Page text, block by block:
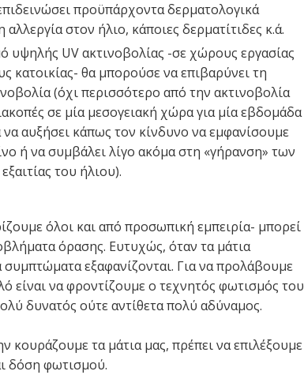
προϋπάρχοντα δερματολογικά
στον ήλιο, κάποιες δερματίτιδες κ.ά.
υψηλής UV ακτινοβολίας -σε χώρους εργασίας
κατοικίας- θα μπορούσε να επιβαρύνει τη
(όχι περισσότερο από την ακτινοβολία
σε μία μεσογειακή χώρα για μία εβδομάδα
να αυξήσει κάπως τον κίνδυνο να εμφανίσουμε
ή να συμβάλει λίγο ακόμα στη «γήρανση» των
του ήλιου).
όλοι και από προσωπική εμπειρία- μπορεί
όρασης. Ευτυχώς, όταν τα μάτια
συμπτώματα εξαφανίζονται. Για να προλάβουμε
είναι να φροντίζουμε ο τεχνητός φωτισμός του
δυνατός ούτε αντίθετα πολύ αδύναμος.
κουράζουμε τα μάτια μας, πρέπει να επιλέξουμε
δόση φωτισμού.